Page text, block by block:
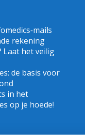
mails
rekening
Laat het veilig
de basis voor
in het
op je hoede!